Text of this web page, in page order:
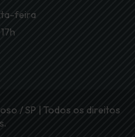
feira
/ SP | Todos os direitos